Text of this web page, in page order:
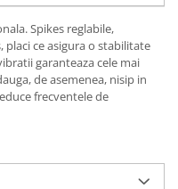
Spikes reglabile,
placi ce asigura o stabilitate
garanteaza cele mai
de asemenea, nisip in
frecventele de